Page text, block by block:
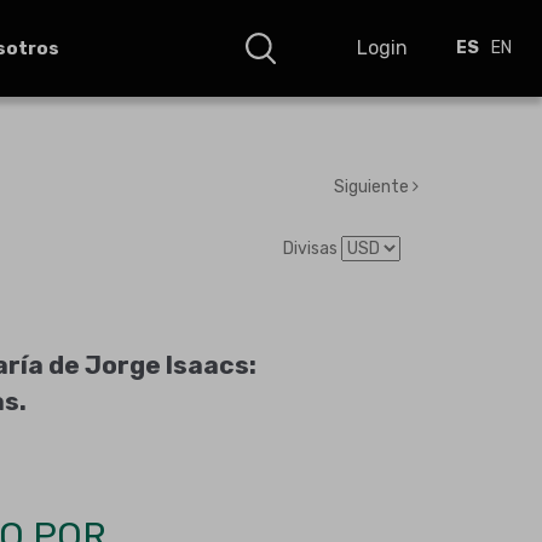
Login ES EN
Siguiente
Divisas
de Jorge Isaacs: